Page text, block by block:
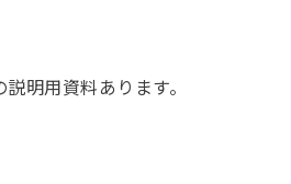
明用資料あります。